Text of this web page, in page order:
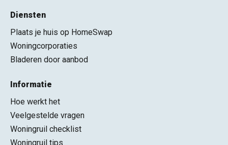
Diensten
Plaats je huis op HomeSwap
Woningcorporaties
Bladeren door aanbod
Informatie
Hoe werkt het
Veelgestelde vragen
Woningruil checklist
Woningruil tips